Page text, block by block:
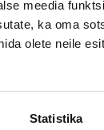
meedia
ka oma
olete neile
Statistika